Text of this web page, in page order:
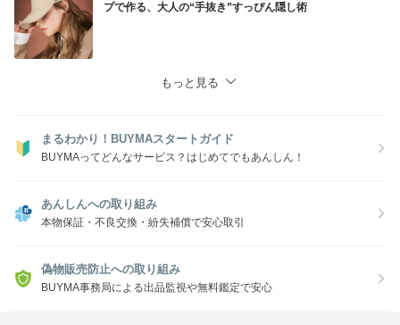
プで作る、大人の“手抜き”すっぴん隠し術
もっと見る
まるわかり！BUYMAスタートガイド
BUYMAってどんなサービス？はじめてでもあんしん！
あんしんへの取り組み
本物保証・不良交換・紛失補償で安心取引
偽物販売防止への取り組み
BUYMA事務局による出品監視や無料鑑定で安心